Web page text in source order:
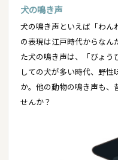
犬の鳴き声
犬の鳴き声といえば「わん
の表現は江戸時代からなん
た犬の鳴き声は、「びょう
しての犬が多い時代、野
か。他の動物の鳴き声も、
せんか？